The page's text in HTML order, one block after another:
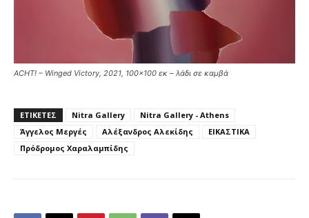
ACHT! – Winged Victory, 2021, 100×100 εκ – λάδι σε καμβά
ΕΤΙΚΕΤΕΣ Nitra Gallery
Nitra Gallery - Athens
Άγγελος Μεργές
Αλέξανδρος Αλεκίδης
ΕΙΚΑΣΤΙΚΑ
Πρόδρομος Χαραλαμπίδης